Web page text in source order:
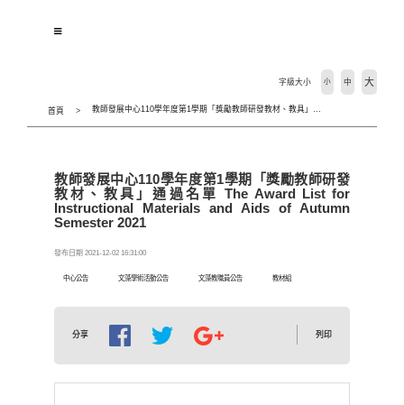
首頁 教師發展中心110學年度第1學期「獎勵教師研發教材、教具」通過名單 The Award List for Instructional Materials and Aids of Autumn Semester 2021
字級大小 小 中 大
教師發展中心110學年度第1學期「獎勵教師研發
教材、教具」通過名單 The Award List for
Instructional Materials and Aids of Autumn
Semester 2021
發布日期 2021-12-02 16:31:00
中心公告 文藻學術活動公告 文藻教職員公告 教材組
分享 列印